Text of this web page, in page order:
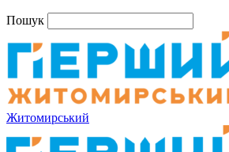
Пошук
Житомирський